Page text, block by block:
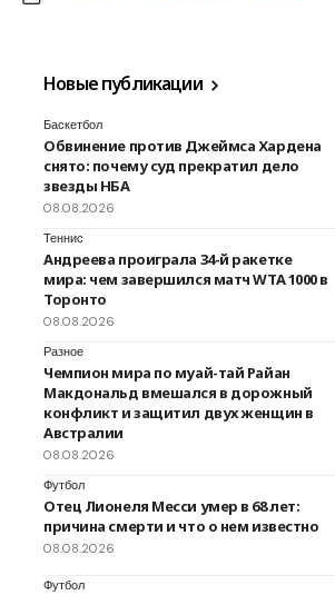
Новые публикации
Баскетбол
Обвинение против Джеймса Хардена
снято: почему суд прекратил дело
звезды НБА
08.08.2026
Теннис
Андреева проиграла 34-й ракетке
мира: чем завершился матч WTA 1000 в
Торонто
08.08.2026
Разное
Чемпион мира по муай-тай Райан
Макдональд вмешался в дорожный
конфликт и защитил двух женщин в
Австралии
08.08.2026
Футбол
Отец Лионеля Месси умер в 68 лет:
причина смерти и что о нем известно
08.08.2026
Футбол